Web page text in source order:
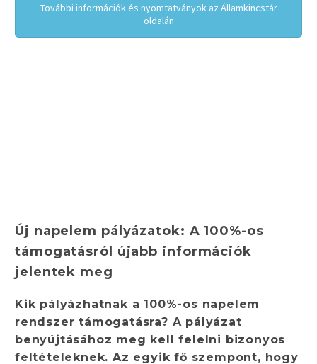
További információk és nyomtatványok az Államkincstár
oldalán
Új napelem pályázatok: A 100%-os
támogatásról újabb információk
jelentek meg
Kik pályázhatnak a 100%-os napelem
rendszer támogatásra? A pályázat
benyújtásához meg kell felelni bizonyos
feltételeknek. Az egyik fő szempont, hogy